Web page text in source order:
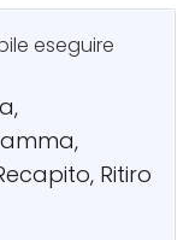
eseguire
Ritiro